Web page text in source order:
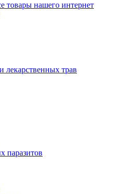
товары нашего интернет
лекарственных трав
паразитов